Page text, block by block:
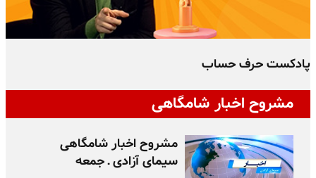
پادکست حرف حساب
مشروح اخبار شامگاهی
مشروح اخبار شامگاهی
سیمای آزادی ـ جمعه